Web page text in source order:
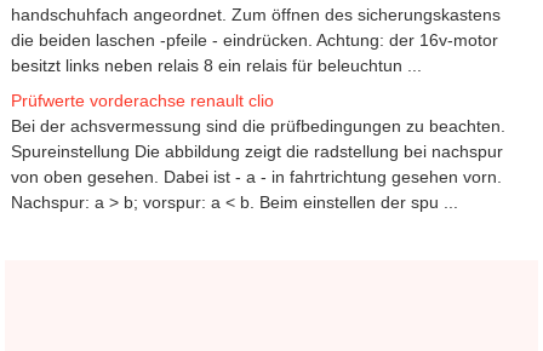
handschuhfach angeordnet. Zum öffnen des sicherungskastens
die beiden laschen -pfeile - eindrücken. Achtung: der 16v-motor
besitzt links neben relais 8 ein relais für beleuchtun ...
Prüfwerte vorderachse renault clio
Bei der achsvermessung sind die prüfbedingungen zu beachten.
Spureinstellung Die abbildung zeigt die radstellung bei nachspur
von oben gesehen. Dabei ist - a - in fahrtrichtung gesehen vorn.
Nachspur: a > b; vorspur: a < b. Beim einstellen der spu ...